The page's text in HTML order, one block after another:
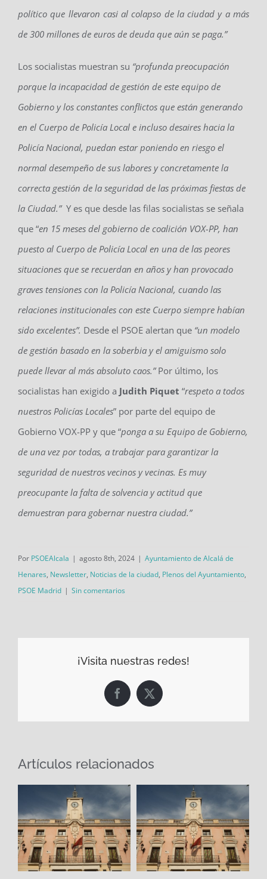
político que llevaron casi al colapso de la ciudad y a más
de 300 millones de euros de deuda que aún se paga.”
Los socialistas muestran su “profunda preocupación
porque la incapacidad de gestión de este equipo de
Gobierno y los constantes conflictos que están generando
en el Cuerpo de Policía Local e incluso desaires hacia la
Policía Nacional, puedan estar poniendo en riesgo el
normal desempeño de sus labores y concretamente la
correcta gestión de la seguridad de las próximas fiestas de
la Ciudad.” Y es que desde las filas socialistas se señala
que “en 15 meses del gobierno de coalición VOX-PP, han
puesto al Cuerpo de Policía Local en una de las peores
situaciones que se recuerdan en años y han provocado
graves tensiones con la Policía Nacional, cuando las
relaciones institucionales con este Cuerpo siempre habían
sido excelentes”. Desde el PSOE alertan que“un modelo
de gestión basado en la soberbia y el amiguismo solo
puede llevar al más absoluto caos.”Por último, los
socialistas han exigido a Judith Piquet “respeto a todos
nuestros Policías Locales” por parte del equipo de
Gobierno VOX-PP y que “ponga a su Equipo de Gobierno,
de una vez por todas, a trabajar para garantizar la
seguridad de nuestros vecinos y vecinas. Es muy
preocupante la falta de solvencia y actitud que
demuestran para gobernar nuestra ciudad.”
Por PSOEAlcala | agosto 8th, 2024 | Ayuntamiento de Alcalá de
Henares, Newsletter, Noticias de la ciudad, Plenos del Ayuntamiento,
PSOE Madrid | Sin comentarios
¡Visita nuestras redes!
Facebook
X
Artículos relacionados